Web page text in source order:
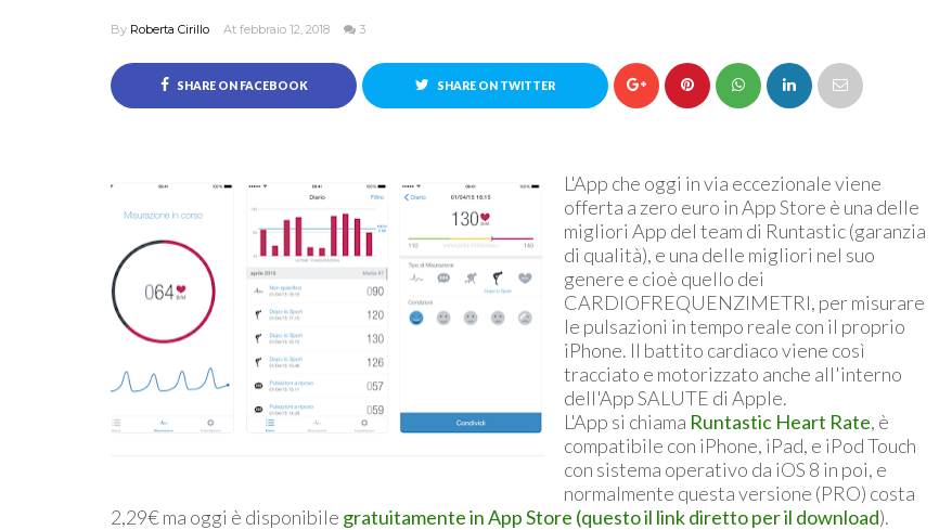
By Roberta Cirillo At febbraio 12, 2018 3
SHARE ON FACEBOOK SHARE ON TWITTER
L'App che oggi in via eccezionale viene
offerta a zero euro in App Store è una delle
migliori App del team di Runtastic (garanzia
di qualità), e una delle migliori nel suo
genere e cioè quello dei
CARDIOFREQUENZIMETRI, per misurare
le pulsazioni in tempo reale con il proprio
iPhone. Il battito cardiaco viene così
tracciato e motorizzato anche all'interno
dell'App SALUTE di Apple.
L'App si chiama Runtastic Heart Rate, è
compatibile con iPhone, iPad, e iPod Touch
con sistema operativo da iOS 8 in poi, e
normalmente questa versione (PRO) costa
2,29€ ma oggi è disponibile gratuitamente in App Store (questo il link diretto per il download).